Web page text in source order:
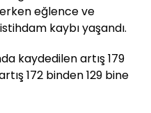
eğlence ve
kaybı yaşandı.
kaydedilen artış 179
172 binden 129 bine